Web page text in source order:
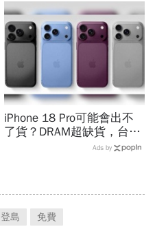
天以上有9個：請假懶人包
iPhone 18 Pro可能會出不
了貨？DRAM超缺貨，台積
電傳10億美元晶片堆廠房
Ads by
登島 免費